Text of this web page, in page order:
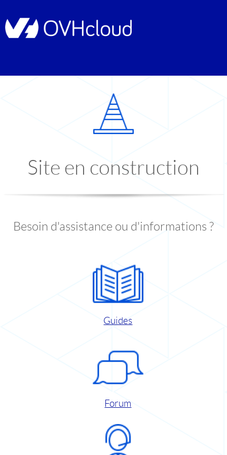
Site en construction
Besoin d'assistance ou d'informations ?
Guides
Forum